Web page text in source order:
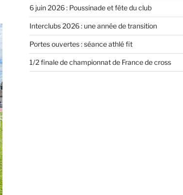
6 juin 2026 : Poussinade et fête du club
Interclubs 2026 : une année de transition
Portes ouvertes : séance athlé fit
1/2 finale de championnat de France de cross